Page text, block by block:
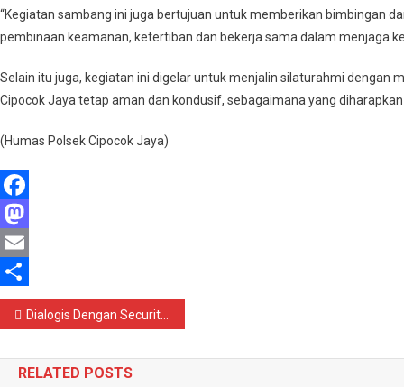
Kamtibmas
“Kegiatan sambang ini juga bertujuan untuk memberikan bimbingan
pembinaan keamanan, ketertiban dan bekerja sama dalam menjaga
Selain itu juga, kegiatan ini digelar untuk menjalin silaturahmi dengan
Cipocok Jaya tetap aman dan kondusif, sebagaimana yang
(Humas Polsek Cipocok Jaya)
Facebook
Mastodon
Email
Share
Navigasi
pos
Dialogis Dengan Security Perumahan Taman Banjar Agung Indah Anggota Polsek Cipocok Jaya Polresta Serkot Berikan Himbauan Kamtibmas
RELATED POSTS